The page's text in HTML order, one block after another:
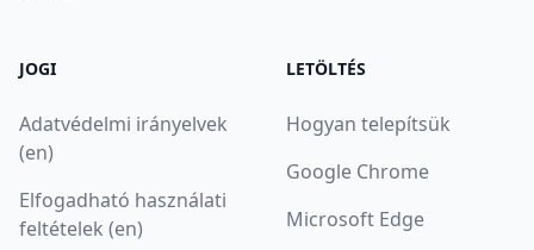
JOGI
Adatvédelmi irányelvek
(en)
Elfogadható használati
feltételek (en)
LETÖLTÉS
Hogyan telepítsük
Google Chrome
Microsoft Edge